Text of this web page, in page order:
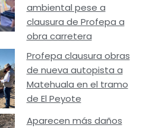
ambiental pese a
clausura de Profepa a
obra carretera
Profepa clausura obras
de nueva autopista a
Matehuala en el tramo
de El Peyote
Aparecen más daños